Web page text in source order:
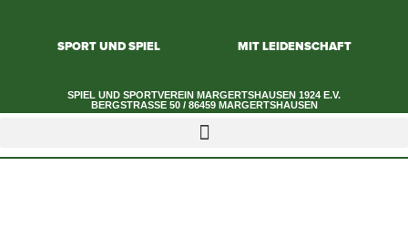
SPORT UND SPIEL MIT LEIDENSCHAFT
SPIEL UND SPORTVEREIN MARGERTSHAUSEN 1924 E.V.​
BERGSTRASSE 50 / 86459 MARGERTSHAUSEN